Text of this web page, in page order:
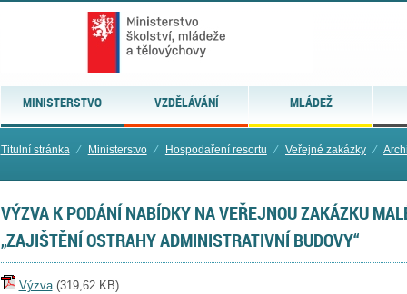
MINISTERSTVO VZDĚLÁVÁNÍ MLÁDEŽ
Titulní stránka ⁄ Ministerstvo ⁄ Hospodaření resortu ⁄ Veřejné zakázky ⁄
VÝZVA K PODÁNÍ NABÍDKY NA VEŘEJNOU ZAKÁZKU
„ZAJIŠTĚNÍ OSTRAHY ADMINISTRATIVNÍ BUDOVY“
Výzva(319,62 KB)